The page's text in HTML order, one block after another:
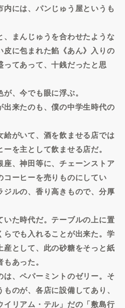
には、パンじゅう屋というも
まんじゅうを合わせたような
皮に包まれた餡《あん》入りの
てあって、十銭だったと思
、今でも眼に浮ぶ。
来たのも、僕の中学生時代の
がいて、酒を飲ませる店では
を主として飲ませる店だ。
、神田等に、チェーンストア
コーヒーを売りものにしてい
ジルの、香り高きもので、分厚
た時代だ。テーブルの上に置
らでも入れることが出来た。学
として、此の砂糖をそっと紙
あった。
、ペパーミントのゼリー。そ
のが、各店に設備してあり、
イリアム・テル」だの「敷島行